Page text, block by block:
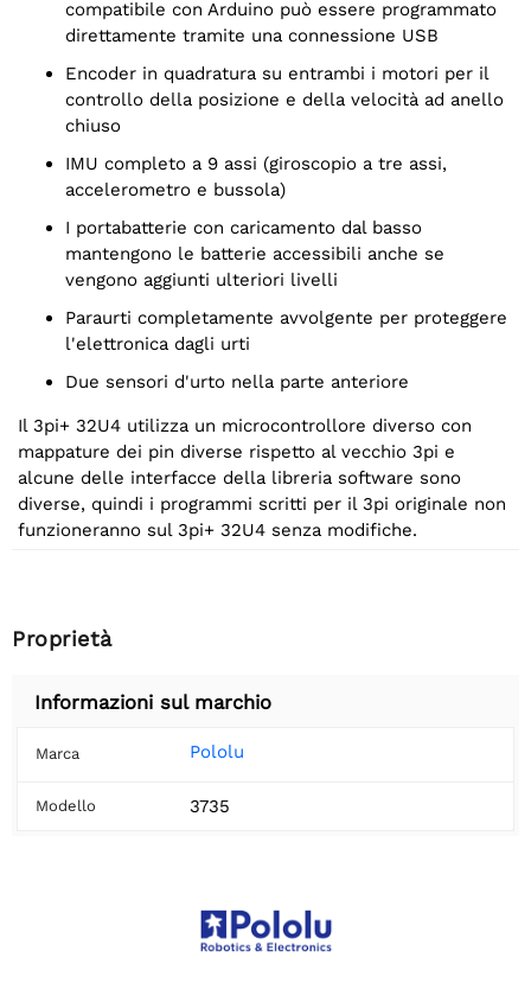
compatibile con Arduino può essere programmato
direttamente tramite una connessione USB
Encoder in quadratura su entrambi i motori per il
controllo della posizione e della velocità ad anello
chiuso
IMU completo a 9 assi (giroscopio a tre assi,
accelerometro e bussola)
I portabatterie con caricamento dal basso
mantengono le batterie accessibili anche se
vengono aggiunti ulteriori livelli
Paraurti completamente avvolgente per proteggere
l'elettronica dagli urti
Due sensori d'urto nella parte anteriore
Il 3pi+ 32U4 utilizza un microcontrollore diverso con
mappature dei pin diverse rispetto al vecchio 3pi e
alcune delle interfacce della libreria software sono
diverse, quindi i programmi scritti per il 3pi originale non
funzioneranno sul 3pi+ 32U4 senza modifiche.
Proprietà
Informazioni sul marchio
Marca Pololu
Modello 3735